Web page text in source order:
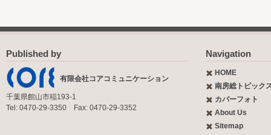
Published by
有限会社コアコミュニケーション
千葉県館山市稲193-1
Tel: 0470-29-3350 Fax: 0470-29-3352
Navigation
HOME
南房総トピック
カバーフォト
About Us
Sitemap